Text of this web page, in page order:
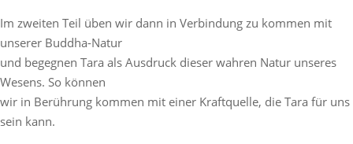
Im zweiten Teil üben wir dann in Verbindung zu kommen mit
unserer Buddha-Natur
und begegnen Tara als Ausdruck dieser wahren Natur unseres
Wesens. So können
wir in Berührung kommen mit einer Kraftquelle, die Tara für uns
sein kann.